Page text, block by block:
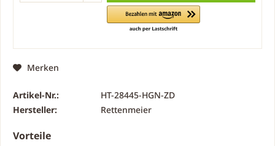
Merken
Artikel-Nr.:
HT-28445-HGN-ZD
Hersteller:
Rettenmeier
Vorteile